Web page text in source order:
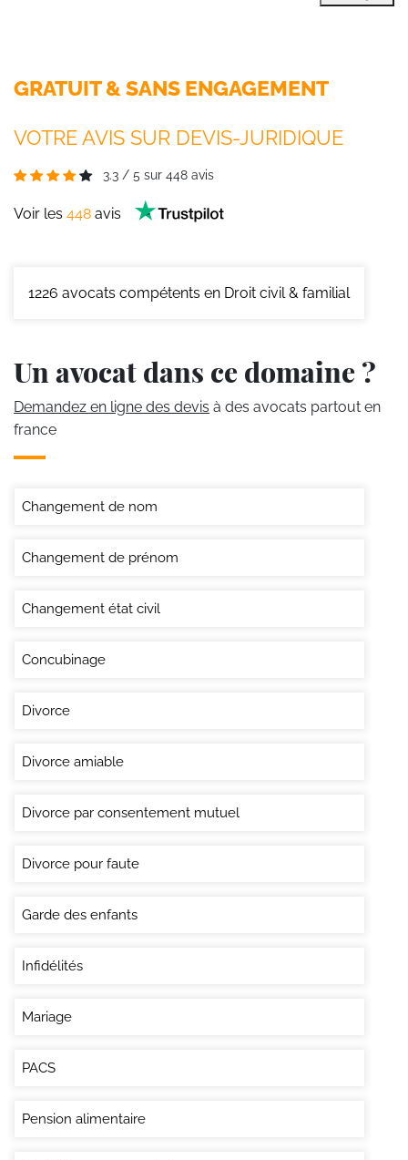
GRATUIT & SANS ENGAGEMENT
VOTRE AVIS SUR DEVIS-JURIDIQUE
3.3 / 5 sur 448 avis
Voir les 448 avis
1226 avocats compétents en Droit civil & familial
Un avocat dans ce domaine ?
Demandez en ligne des devis à des avocats partout en
france
Changement de nom
Changement de prénom
Changement état civil
Concubinage
Divorce
Divorce amiable
Divorce par consentement mutuel
Divorce pour faute
Garde des enfants
Infidélités
Mariage
PACS
Pension alimentaire